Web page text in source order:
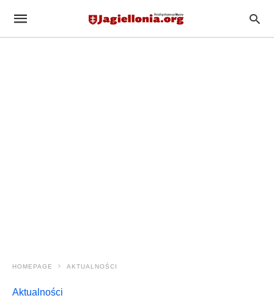
HOMEPAGE AKTUALNOŚCI
Aktualności